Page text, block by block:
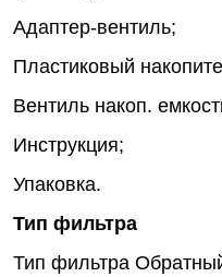
Адаптер-вентиль;
Пластиковый
Вентиль накоп.
Инструкция;
Упаковка.
Тип фильтра
Тип фильтра